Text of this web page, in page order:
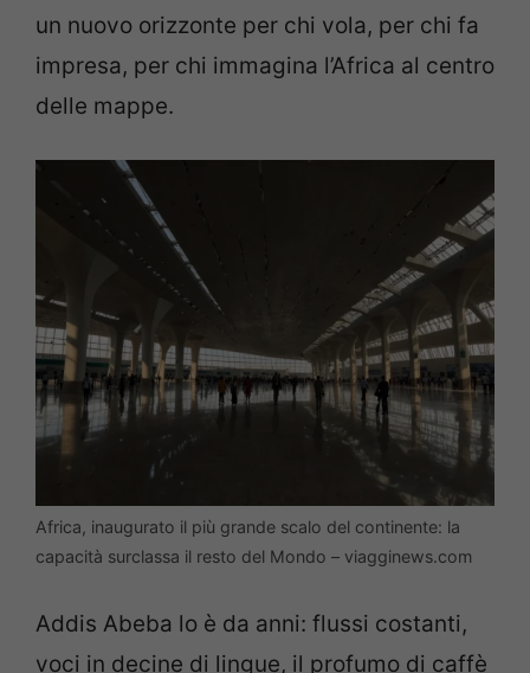
un nuovo orizzonte per chi vola, per chi fa
impresa, per chi immagina l’Africa al centro
delle mappe.
Africa, inaugurato il più grande scalo del continente: la
capacità surclassa il resto del Mondo – viagginews.com
Addis Abeba lo è da anni: flussi costanti,
voci in decine di lingue, il profumo di caffè